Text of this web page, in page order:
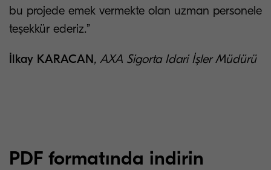
bu projede emek vermekte olan uzman personele
teşekkür ederiz.”
İlkay KARACAN, AXA Sigorta Idari İşler Müdürü
PDF formatında indirin